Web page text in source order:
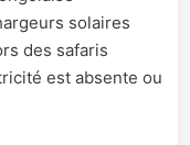
solaires
des safaris
est absente ou